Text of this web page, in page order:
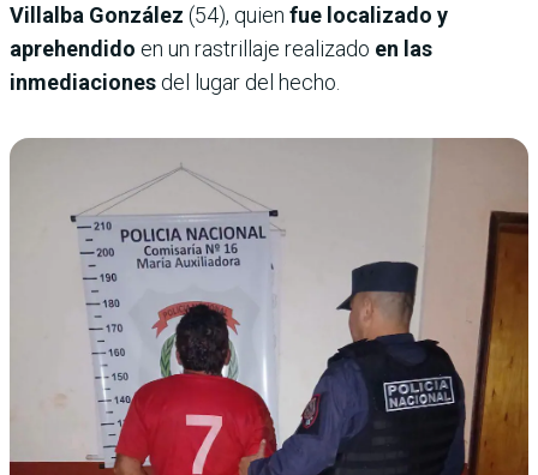
Villalba González (54), quien fue localizado y
aprehendido en un rastrillaje realizado en las
inmediaciones del lugar del hecho.